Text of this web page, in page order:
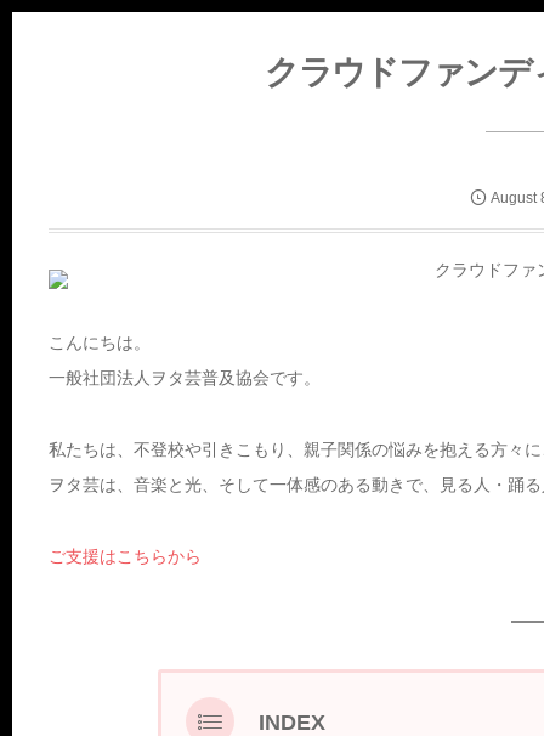
クラウドファンデ
August
こんにちは。
一般社団法人ヲタ芸普及協会です。
私たちは、不登校や引きこもり、親子関係の悩みを抱える方々
ヲタ芸は、音楽と光、そして一体感のある動きで、見る人・踊
ご支援はこちらから
INDEX